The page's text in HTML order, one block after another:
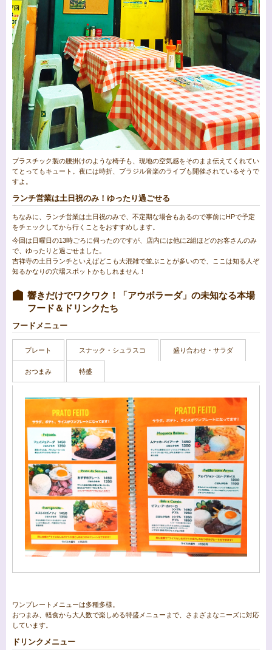
プラスチック製の腰掛けのような椅子も、現地の空気感をそのまま伝えてくれてい
てとってもキュート。夜には時折、ブラジル音楽のライブも開催されているそうで
すよ。
ランチ営業は土日祝のみ！ゆったり過ごせる
ちなみに、ランチ営業は土日祝のみで、不定期な場合もあるので事前にHPで予定
をチェックしてから行くことをおすすめします。
今回は日曜日の13時ごろに伺ったのですが、店内には他に2組ほどのお客さんのみ
で、ゆったりと過ごせました。
吉祥寺の土日ランチといえばどこも大混雑で並ぶことが多いので、ここは知る人ぞ
知るかなりの穴場スポットかもしれません！
響きだけでワクワク！「アウボラーダ」の未知なる本場
フード＆ドリンクたち
フードメニュー
プレート スナック・シュラスコ 盛り合わせ・サラダ
おつまみ 特盛
ワンプレートメニューは多種多様。
おつまみ、軽食から大人数で楽しめる特盛メニューまで、さまざまなニーズに対応
しています。
ドリンクメニュー